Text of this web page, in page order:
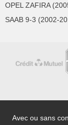
OPEL ZAFIRA
SAAB 9-3 (2002-
Avec ou sans